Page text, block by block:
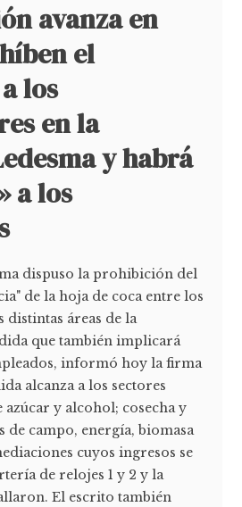
avanza en
el
los
en la
y habrá
a los
dispuso la prohibición del
de la hoja de coca entre los
distintas áreas de la
que también implicará
informó hoy la firma
alcanza a los sectores
y alcohol; cosecha y
de campo, energía, biomasa
cuyos ingresos se
de relojes 1 y 2 y la
El escrito también